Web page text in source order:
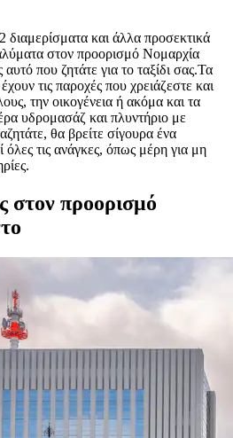
διαμερίσματα και άλλα προσεκτικά
στον προορισμό Νομαρχία
που ζητάτε για το ταξίδι σας.Τα
τις παροχές που χρειάζεστε και
την οικογένεια ή ακόμα και τα
υδρομασάζ και πλυντήριο με
θα βρείτε σίγουρα ένα
όλες τις ανάγκες, όπως μέρη για μη
στον προορισμό